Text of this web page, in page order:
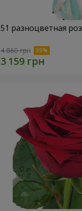
51 разноцветная
4 860 грн